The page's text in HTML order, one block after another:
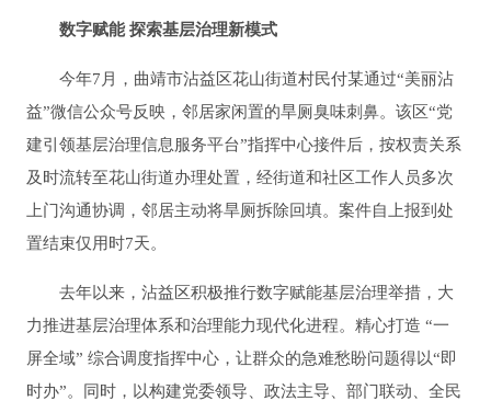
数字赋能 探索基层治理新模式
今年7月，曲靖市沾益区花山街道村民付某通过“美丽沾
益”微信公众号反映，邻居家闲置的旱厕臭味刺鼻。该区“党
建引领基层治理信息服务平台”指挥中心接件后，按权责关系
及时流转至花山街道办理处置，经街道和社区工作人员多次
上门沟通协调，邻居主动将旱厕拆除回填。案件自上报到处
置结束仅用时7天。
去年以来，沾益区积极推行数字赋能基层治理举措，大
力推进基层治理体系和治理能力现代化进程。精心打造 “一
屏全域” 综合调度指挥中心，让群众的急难愁盼问题得以“即
时办”。同时，以构建党委领导、政法主导、部门联动、全民